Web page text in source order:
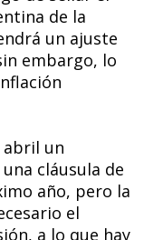
de la
un ajuste
embargo, lo
abril un
cláusula de
año, pero la
el
a lo que hay